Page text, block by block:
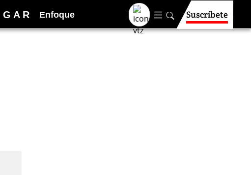
G A R Enfoque Suscríbete